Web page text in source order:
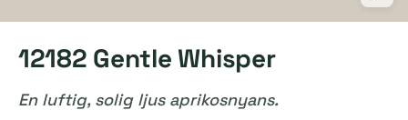
12182 Gentle Whisper
En luftig, solig ljus aprikosnyans.